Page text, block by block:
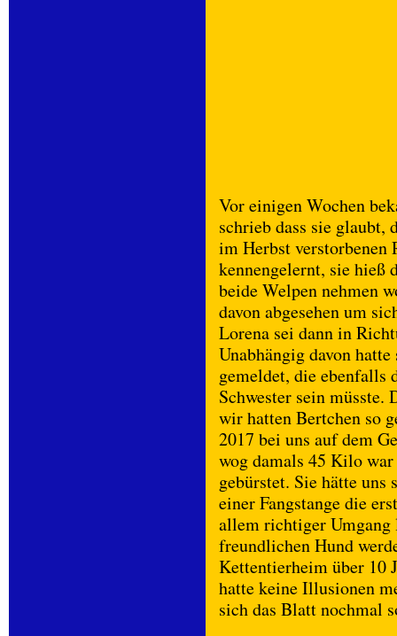
Vor einigen Wochen
schrieb dass sie glaubt,
im Herbst verstorbenen
kennengelernt, sie hieß
beide Welpen nehmen
davon abgesehen um
Lorena sei dann in
Unabhängig davon
gemeldet, die ebenfalls
Schwester sein müsste.
wir hatten Bertchen so
2017 bei uns auf dem
wog damals 45 Kilo
gebürstet. Sie hätte
einer Fangstange die
allem richtiger Umgang
freundlichen Hund
Kettentierheim über 10
hatte keine Illusionen
sich das Blatt nochmal